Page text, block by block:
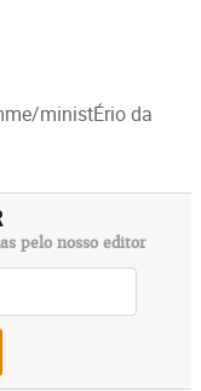
ministÉrio da
pelo nosso editor